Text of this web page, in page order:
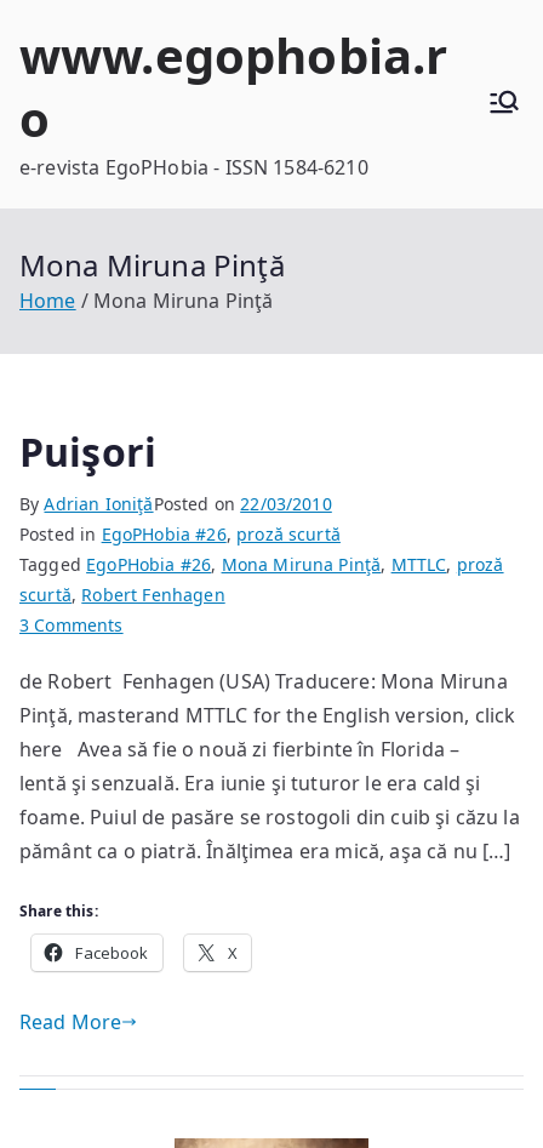
www.egophobia.r
o
e-revista EgoPHobia - ISSN 1584-6210
Mona Miruna Pinţă
Home Mona Miruna Pinţă
Puişori
ByAdrian IoniţăPosted on22/03/2010
Posted in EgoPHobia #26, proză scurtă
Tagged EgoPHobia #26, Mona Miruna Pinţă, MTTLC, proză
scurtă, Robert Fenhagen
3 Comments
de Robert Fenhagen (USA) Traducere: Mona Miruna
Pinţă, masterand MTTLC for the English version, click
here Avea să fie o nouă zi fierbinte în Florida –
lentă şi senzuală. Era iunie şi tuturor le era cald şi
foame. Puiul de pasăre se rostogoli din cuib şi căzu la
pământ ca o piatră. Înălţimea era mică, aşa că nu […]
Share this:
Facebook X
Read More